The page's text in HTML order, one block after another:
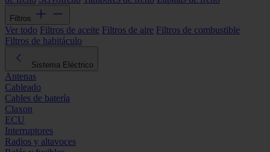
Filtros
Ver todo Filtros de aceite Filtros de aire Filtros de combustible
Filtros de habitáculo
Sistema Eléctrico
Antenas
Cableado
Cables de batería
Claxon
ECU
Interruptores
Radios y altavoces